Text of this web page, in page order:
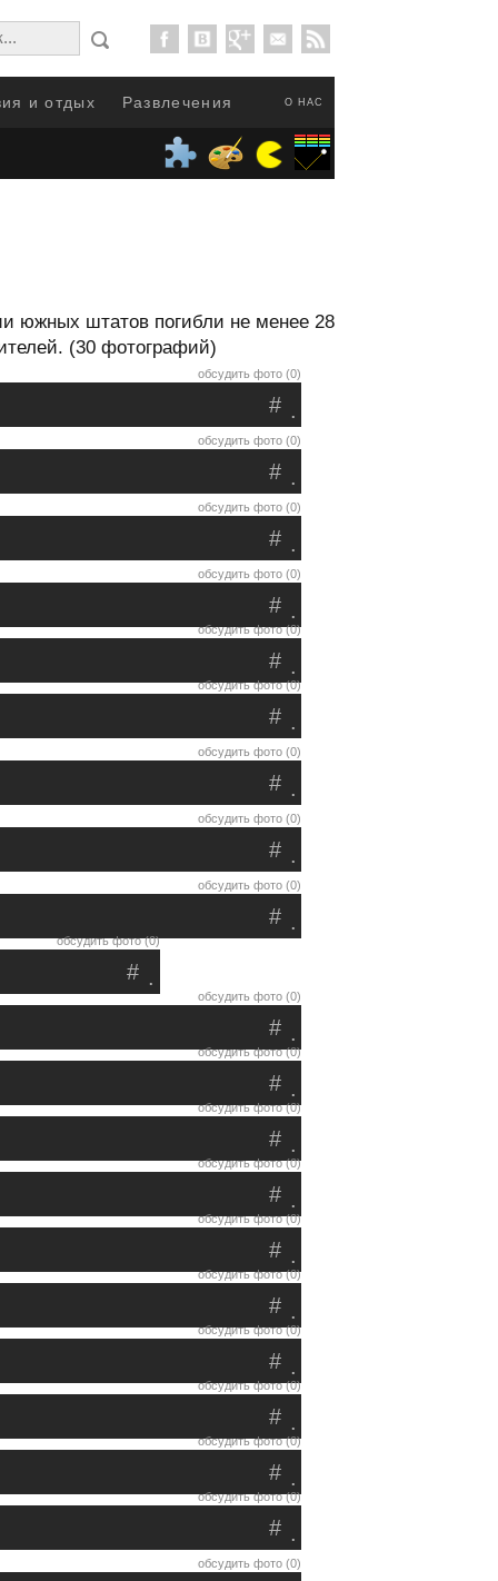
О НАС
и отдых Развлечения
южных штатов погибли не менее 28
(30 фотографий)
обсудить фото (0)
.
#
обсудить фото (0)
.
#
обсудить фото (0)
.
#
обсудить фото (0)
.
#
обсудить фото (0)
.
#
обсудить фото (0)
.
#
обсудить фото (0)
.
#
обсудить фото (0)
.
#
обсудить фото (0)
.
#
обсудить фото (0)
.
#
обсудить фото (0)
.
#
обсудить фото (0)
.
#
обсудить фото (0)
.
#
обсудить фото (0)
.
#
обсудить фото (0)
.
#
обсудить фото (0)
.
#
обсудить фото (0)
.
#
обсудить фото (0)
.
#
обсудить фото (0)
.
#
обсудить фото (0)
.
#
обсудить фото (0)